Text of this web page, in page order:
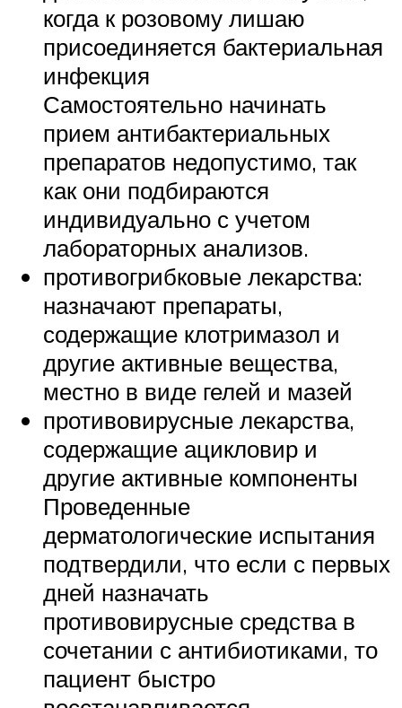
когда к розовому лишаю
присоединяется бактериальная
инфекция
Самостоятельно начинать
прием антибактериальных
препаратов недопустимо, так
как они подбираются
индивидуально с учетом
лабораторных анализов.
противогрибковые лекарства:
назначают препараты,
содержащие клотримазол и
другие активные вещества,
местно в виде гелей и мазей
противовирусные лекарства,
содержащие ацикловир и
другие активные компоненты
Проведенные
дерматологические испытания
подтвердили, что если с первых
дней назначать
противовирусные средства в
сочетании с антибиотиками, то
пациент быстро